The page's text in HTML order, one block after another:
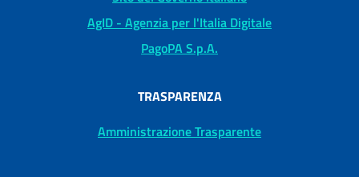
AgID - Agenzia per l'Italia Digitale
PagoPA S.p.A.
TRASPARENZA
Amministrazione Trasparente